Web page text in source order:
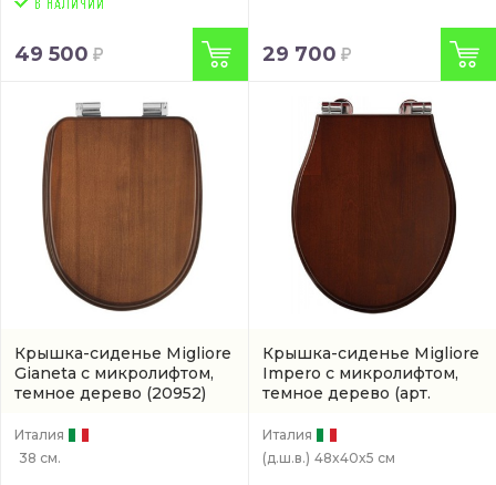
49 500 29 700
Крышка-сиденье Migliore
Gianeta с микролифтом,
темное дерево (20952)
Италия
38 см.
Крышка-сиденье Migliore
Impero с микролифтом,
темное дерево (арт.
Италия
(д.ш.в.) 48x40x5 см